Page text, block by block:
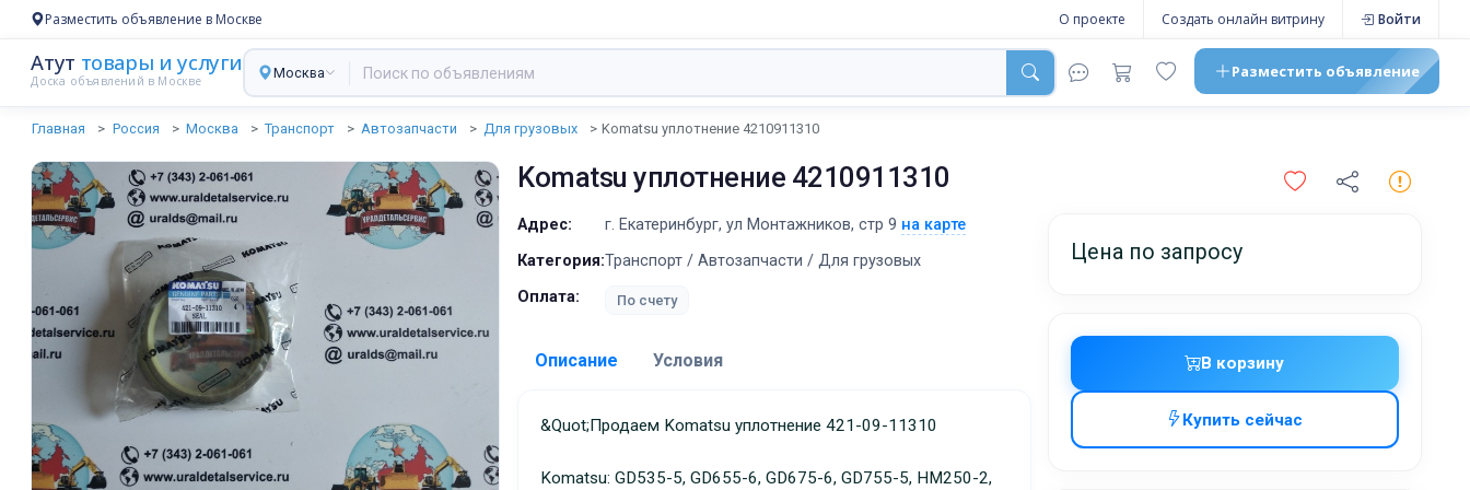
Разместить объявление в Москве О проекте Создать онлайн витрину Войти
Атут товары и услуги
Доска объявлений в Москве
Москва Разместить объявление
Главная Россия Москва Транспорт Автозапчасти Для грузовых Komatsu уплотнение 4210911310
Komatsu уплотнение 4210911310
Цена по запросу
В корзину
Купить сейчас
Адрес: г. Екатеринбург, ул Монтажников, стр 9 на карте
Категория:Транспорт / Автозапчасти / Для грузовых
Оплата:
По счету
Описание Условия
&quot;Продаем Komatsu уплотнение 421-09-11310
Komatsu: GD535-5, GD655-6, GD675-6, GD755-5, HM250-2,
Доставка:
стр 9